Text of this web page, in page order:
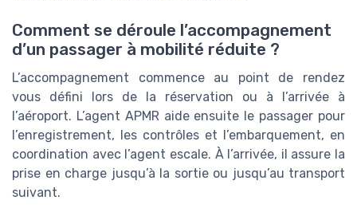
Comment se déroule l’accompagnement
d’un passager à mobilité réduite ?
L’accompagnement commence au point de rendez
vous défini lors de la réservation ou à l’arrivée à
l’aéroport. L’agent APMR aide ensuite le passager pour
l’enregistrement, les contrôles et l’embarquement, en
coordination avec l’agent escale. À l’arrivée, il assure la
prise en charge jusqu’à la sortie ou jusqu’au transport
suivant.